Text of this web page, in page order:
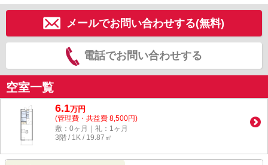
メールでお問い合わせする(無料)
電話でお問い合わせする
空室一覧
6.1万円
(管理費・共益費 8,500円)
敷：0ヶ月｜礼：1ヶ月
3階 / 1K / 19.87㎡